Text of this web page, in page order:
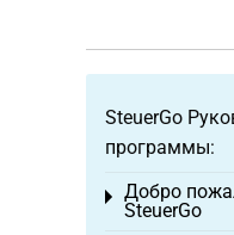
SteuerGo
программы:
Добро
SteuerGo
Toggle menu